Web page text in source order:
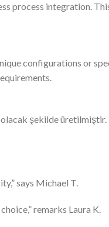
process integration.
configurations or
olacak şekilde üretilmiştir.
says Michael T.
remarks Laura K.